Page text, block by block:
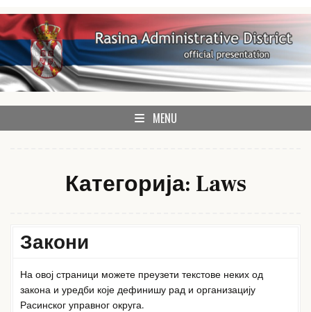
Skip
to
content
Rasina Administrative
Rasina Administrative District official website
MENU
Категорија: Laws
Закони
На овој страници можете преузети текстове неких од
закона и уредби које дефинишу рад и организацију
Расинског управног округа.